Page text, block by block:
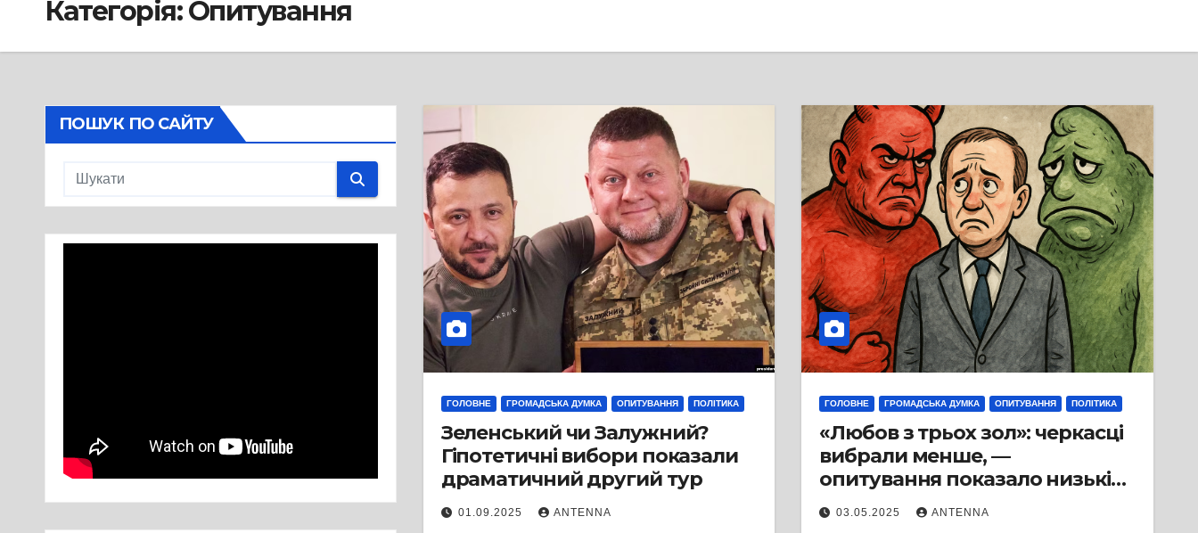
Категорія:Опитування
ПОШУК ПО САЙТУ
ГОЛОВНЕ ГРОМАДСЬКА ДУМКА ОПИТУВАННЯ ПОЛІТИКА
Зеленський чи Залужний?
Гіпотетичні вибори показали
драматичний другий тур
01.09.2025 ANTENNA
ГОЛОВНЕ ГРОМАДСЬКА ДУМКА ОПИТУВАННЯ ПОЛІТИКА
«Любов з трьох зол»: черкасці
вибрали менше, —
опитування показало низькі
рейтинги влади
03.05.2025 ANTENNA